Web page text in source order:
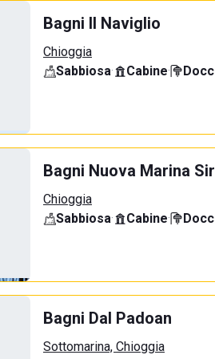
Bagni Il Naviglio
Chioggia
Sabbiosa· Cabine·
Bagni Nuova Marina
Chioggia
Sabbiosa· Cabine·
Bagni Dal Padoan
Sottomarina, Chioggia